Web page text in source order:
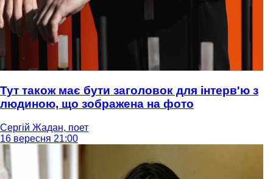
Тут також має бути заголовок для інтерв'ю з
людиною, що зображена на фото
Сергій Жадан, поет
16 вересня 21:00